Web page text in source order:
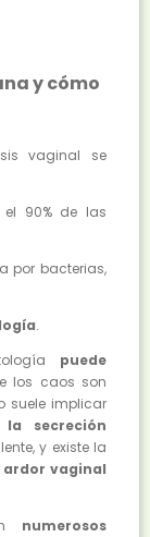
y cómo
vaginal se
el 90% de las
por bacterias,
.
puede
los caos son
suele implicar
secreción
y existe la
ardor vaginal
numerosos